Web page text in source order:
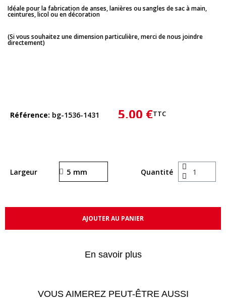
Idéale pour la fabrication de anses, lanières ou sangles de sac à main,
ceintures, licol ou en décoration
(Si vous souhaitez une dimension particulière, merci de nous joindre
directement)
Référence bg-1536-1431 5,00 €TTC
Largeur Quantité
AJOUTER AU PANIER
En savoir plus
VOUS AIMEREZ PEUT-ÊTRE AUSSI